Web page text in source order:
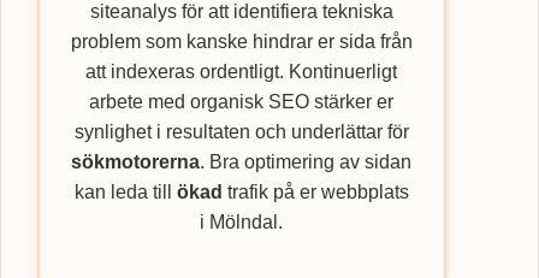
siteanalys för att identifiera tekniska
problem som kanske hindrar er sida från
att indexeras ordentligt. Kontinuerligt
arbete med organisk SEO stärker er
synlighet i resultaten och underlättar för
sökmotorerna. Bra optimering av sidan
kan leda till ökad trafik på er webbplats
i Mölndal.